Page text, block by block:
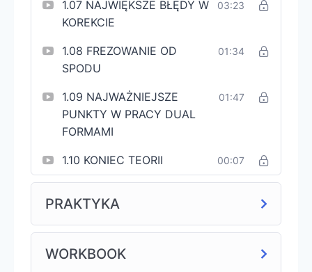
1.07 NAJWIĘKSZE BŁĘDY W
KOREKCIE
03:23
1.08 FREZOWANIE OD
SPODU
01:34
1.09 NAJWAŻNIEJSZE
PUNKTY W PRACY DUAL
FORMAMI
01:47
1.10 KONIEC TEORII 00:07
PRAKTYKA
WORKBOOK